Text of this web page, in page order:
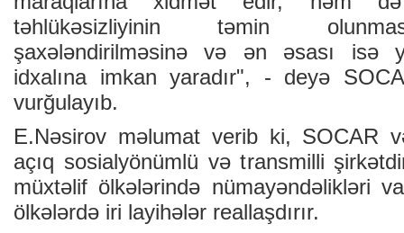
təhlükəsizliyinin təmin
şaxələndirilməsinə və ən əsası isə
idxalına imkan yaradır", - deyə
vurğulayıb.
E.Nəsirov məlumat verib ki, SOCAR
açıq sosialyönümlü və transmilli
müxtəlif ölkələrində nümayəndəlikləri
ölkələrdə iri layihələr reallaşdırır.